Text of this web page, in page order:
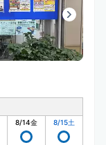
8/14金 8/15土